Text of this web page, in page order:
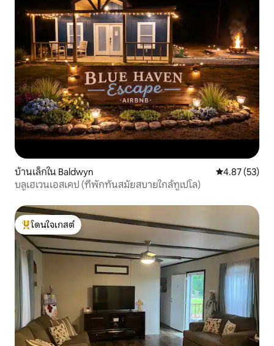
บ้านเล็กใน Baldwyn คะแนนเฉลี่ย
4.87 (53)
บลูเฮเวนเอสเคป (ที่พักทันสมัยสบายใกล้ทูเปโล)
โดนใจเกสต์ที่สุด
โดนใจเกสต์